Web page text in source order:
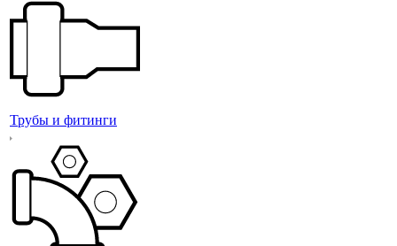
Трубы и фитинги